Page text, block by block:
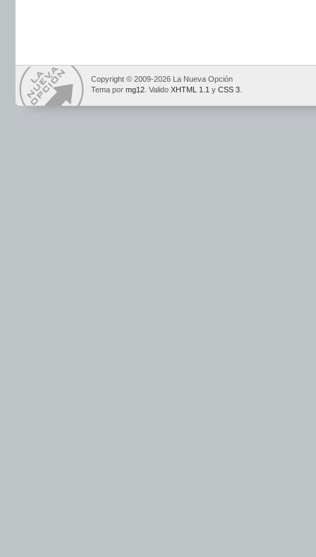
Copyright © 2009-2026 La Nueva Opción
Tema por mg12 . Valido XHTML 1.1 y CSS 3